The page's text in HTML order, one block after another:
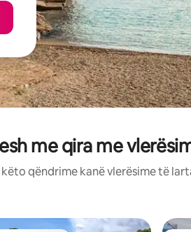
me qira me
qëndrime kanë vlerësime të